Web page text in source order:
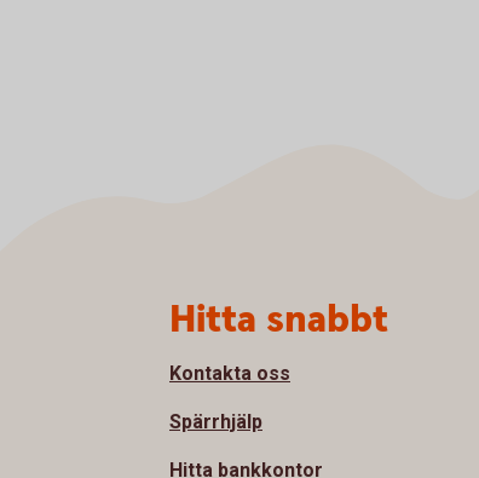
Hitta snabbt
Kontakta oss
Spärrhjälp
Hitta bankkontor